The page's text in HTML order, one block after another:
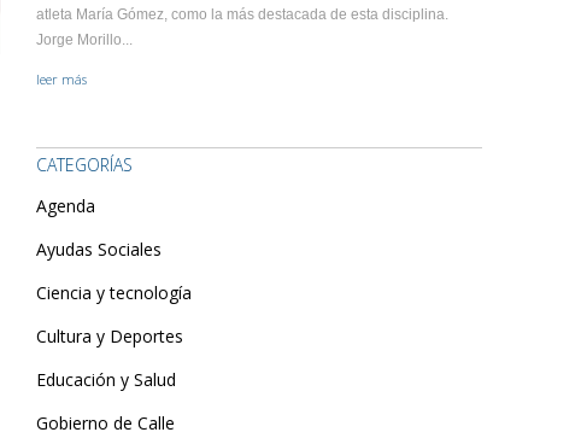
atleta María Gómez, como la más destacada de esta disciplina.
Jorge Morillo...
leer más
CATEGORÍAS
Agenda
Ayudas Sociales
Ciencia y tecnología
Cultura y Deportes
Educación y Salud
Gobierno de Calle